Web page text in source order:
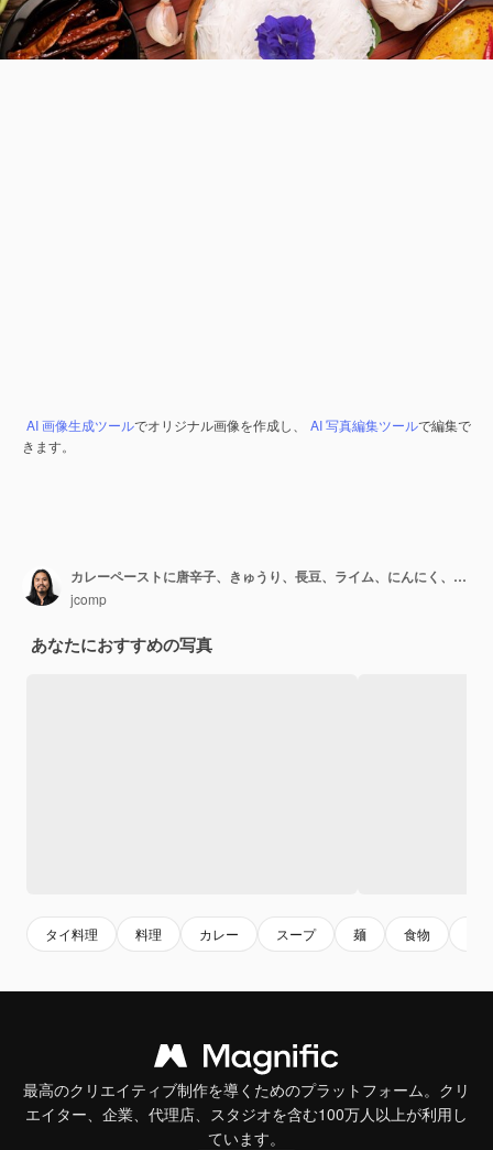
AI 画像生成ツールでオリジナル画像を作成し、 AI 写真編集ツールで編集で
きます。
カレーペーストに唐辛子、きゅうり、長豆、ライム、にんにく、ねぎを入れたビーフン
jcomp
あなたにおすすめの写真
タイ料理 料理 カレー スープ 麺 食物
最高のクリエイティブ制作を導くためのプラットフォーム。クリ
エイター、企業、代理店、スタジオを含む100万人以上が利用し
ています。